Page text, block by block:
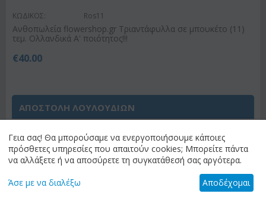
ΚΩΔΙΚΟΣ: Ros11
Ανθοπωλεία flowershop.gr Τριαντάφυλλα σε μπουκέτο (11)
τεμ. Ολλανδικά Α' ποιότητος!!!
€40.00
ΑΠΟΣΤΟΛΗ ΛΟΥΛΟΥΔΙΩΝ
Έχετε επιλέξει"Ανθοπωλείο Αθήνα Κέντρο &
Προάστια (Λεκανοπέδιο Αττικής)" ως
προορισμό αποστολής. Αν θέλετε διαφορετικό
προορισμού" για να δείτε τα διαθέσιμα λουλούδια
Γεια σας! Θα μπορούσαμε να ενεργοποιήσουμε κάποιες
πρόσθετες υπηρεσίες που απαιτούν cookies; Μπορείτε πάντα
να αλλάξετε ή να αποσύρετε τη συγκατάθεσή σας αργότερα.
Άσε με να διαλέξω Αποδέχομαι